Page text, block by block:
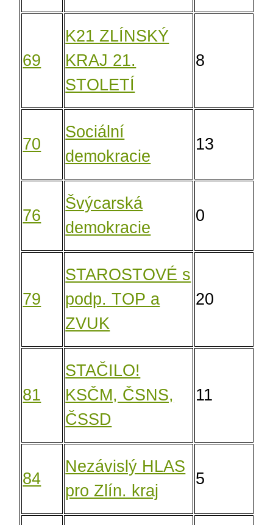
69
K21 ZLÍNSKÝ
KRAJ 21.
STOLETÍ
8
70
Sociální
demokracie
13
76
Švýcarská
demokracie
0
79
STAROSTOVÉ s
podp. TOP a
ZVUK
20
81
STAČILO!
KSČM, ČSNS,
ČSSD
11
84
Nezávislý HLAS
pro Zlín. kraj
5